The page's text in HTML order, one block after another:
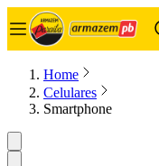
Home
Celulares
Smartphone